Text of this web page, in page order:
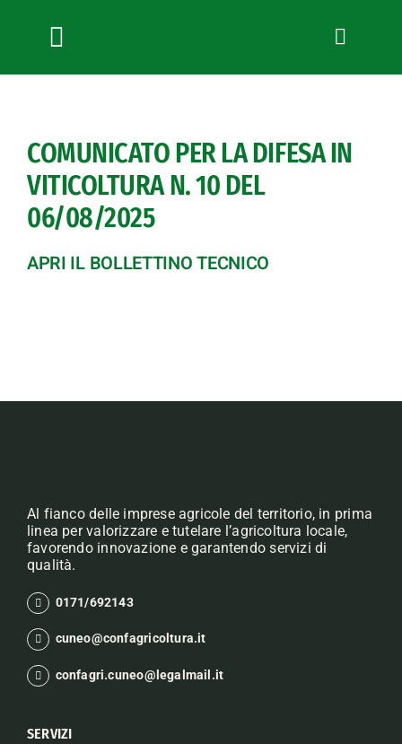
Toggle
Navigation
News
Bandi
Formazione
COMUNICATO PER LA DIFESA IN
VITICOLTURA N. 10 DEL
06/08/2025
APRI IL BOLLETTINO TECNICO
Al fianco delle imprese agricole del territorio, in prima
linea per valorizzare e tutelare l’agricoltura locale,
favorendo innovazione e garantendo servizi di
qualità.
0171/692143
cuneo@confagricoltura.it
confagri.cuneo@legalmail.it
SERVIZI